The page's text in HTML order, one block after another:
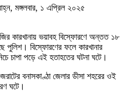
মঙ্গলবার, ১ এপ্রিল ২০২৫
কারখানায় ভয়াবহ বিস্ফোরণে অন্তত ১৮
পুলিশ। বিস্ফোরণের ফলে কারখানার
চাপা পড়ে এই হতাহতের ঘটনা ঘটে।
বনাসকাণ্ঠা জেলার ডীসা শহরের ওই
ঘটে।